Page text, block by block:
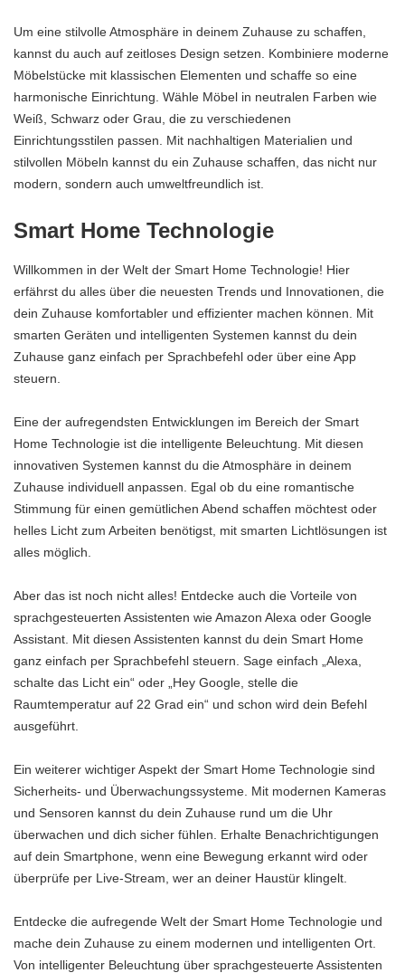
Um eine stilvolle Atmosphäre in deinem Zuhause zu schaffen,
kannst du auch auf zeitloses Design setzen. Kombiniere moderne
Möbelstücke mit klassischen Elementen und schaffe so eine
harmonische Einrichtung. Wähle Möbel in neutralen Farben wie
Weiß, Schwarz oder Grau, die zu verschiedenen
Einrichtungsstilen passen. Mit nachhaltigen Materialien und
stilvollen Möbeln kannst du ein Zuhause schaffen, das nicht nur
modern, sondern auch umweltfreundlich ist.
Smart Home Technologie
Willkommen in der Welt der Smart Home Technologie! Hier
erfährst du alles über die neuesten Trends und Innovationen, die
dein Zuhause komfortabler und effizienter machen können. Mit
smarten Geräten und intelligenten Systemen kannst du dein
Zuhause ganz einfach per Sprachbefehl oder über eine App
steuern.
Eine der aufregendsten Entwicklungen im Bereich der Smart
Home Technologie ist die intelligente Beleuchtung. Mit diesen
innovativen Systemen kannst du die Atmosphäre in deinem
Zuhause individuell anpassen. Egal ob du eine romantische
Stimmung für einen gemütlichen Abend schaffen möchtest oder
helles Licht zum Arbeiten benötigst, mit smarten Lichtlösungen ist
alles möglich.
Aber das ist noch nicht alles! Entdecke auch die Vorteile von
sprachgesteuerten Assistenten wie Amazon Alexa oder Google
Assistant. Mit diesen Assistenten kannst du dein Smart Home
ganz einfach per Sprachbefehl steuern. Sage einfach „Alexa,
schalte das Licht ein“ oder „Hey Google, stelle die
Raumtemperatur auf 22 Grad ein“ und schon wird dein Befehl
ausgeführt.
Ein weiterer wichtiger Aspekt der Smart Home Technologie sind
Sicherheits- und Überwachungssysteme. Mit modernen Kameras
und Sensoren kannst du dein Zuhause rund um die Uhr
überwachen und dich sicher fühlen. Erhalte Benachrichtigungen
auf dein Smartphone, wenn eine Bewegung erkannt wird oder
überprüfe per Live-Stream, wer an deiner Haustür klingelt.
Entdecke die aufregende Welt der Smart Home Technologie und
mache dein Zuhause zu einem modernen und intelligenten Ort.
Von intelligenter Beleuchtung über sprachgesteuerte Assistenten